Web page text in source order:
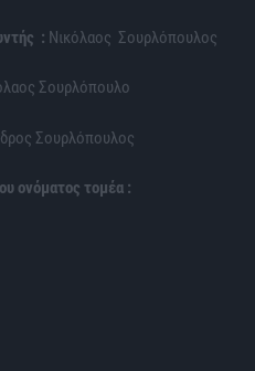
: Νικόλαος Σουρλόπουλος
Σουρλόπουλο
Σουρλόπουλος
ονόματος τομέα :